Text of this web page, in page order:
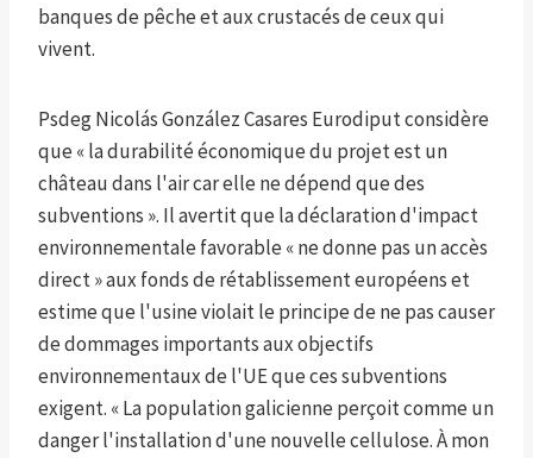
banques de pêche et aux crustacés de ceux qui
vivent.
Psdeg Nicolás González Casares Eurodiput considère
que « la durabilité économique du projet est un
château dans l'air car elle ne dépend que des
subventions ». Il avertit que la déclaration d'impact
environnementale favorable « ne donne pas un accès
direct » aux fonds de rétablissement européens et
estime que l'usine violait le principe de ne pas causer
de dommages importants aux objectifs
environnementaux de l'UE que ces subventions
exigent. « La population galicienne perçoit comme un
danger l'installation d'une nouvelle cellulose. À mon